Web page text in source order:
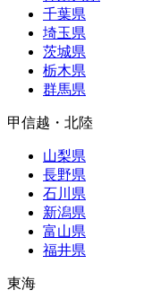
千葉県
埼玉県
茨城県
栃木県
群馬県
甲信越・北陸
山梨県
長野県
石川県
新潟県
富山県
福井県
東海